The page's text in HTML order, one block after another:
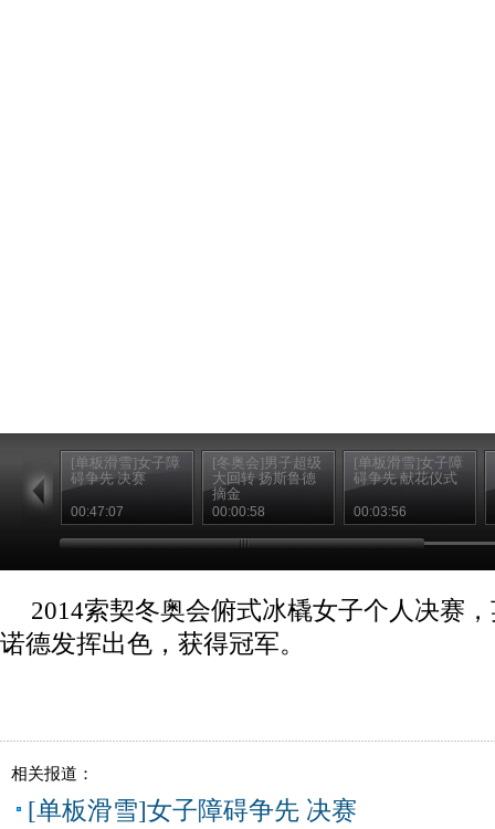
[单板滑雪]女子障
碍争先 决赛
00:47:07
[冬奥会]男子超级
大回转 扬斯鲁德
摘金
00:00:58
[单板滑雪]女子障
碍争先 献花仪式
00:03:56
2014索契冬奥会俯式冰橇女子个人决赛
诺德发挥出色，获得冠军。
相关报道：
[单板滑雪]女子障碍争先 决赛